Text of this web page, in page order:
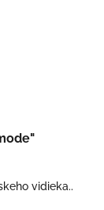
vidieka..